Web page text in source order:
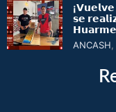
𝘀𝗲
ANCASH